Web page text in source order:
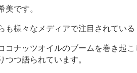
です。
様々なメディアで注目されている
ナッツオイルのブームを巻き起
つ語られています。